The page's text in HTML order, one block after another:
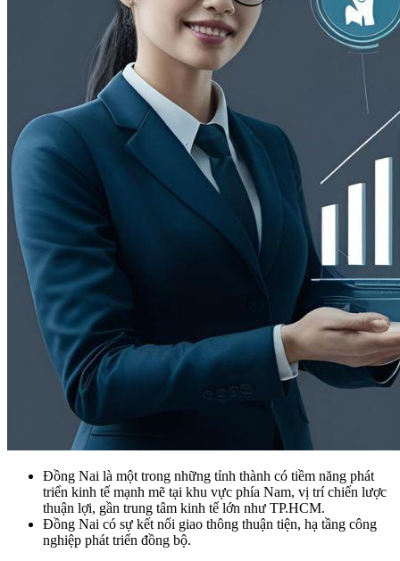
Đồng Nai là một trong những tỉnh thành có tiềm năng phát
triển kinh tế mạnh mẽ tại khu vực phía Nam, vị trí chiến lược
thuận lợi, gần trung tâm kinh tế lớn như TP.HCM.
Đồng Nai có sự kết nối giao thông thuận tiện, hạ tầng công
nghiệp phát triển đồng bộ.